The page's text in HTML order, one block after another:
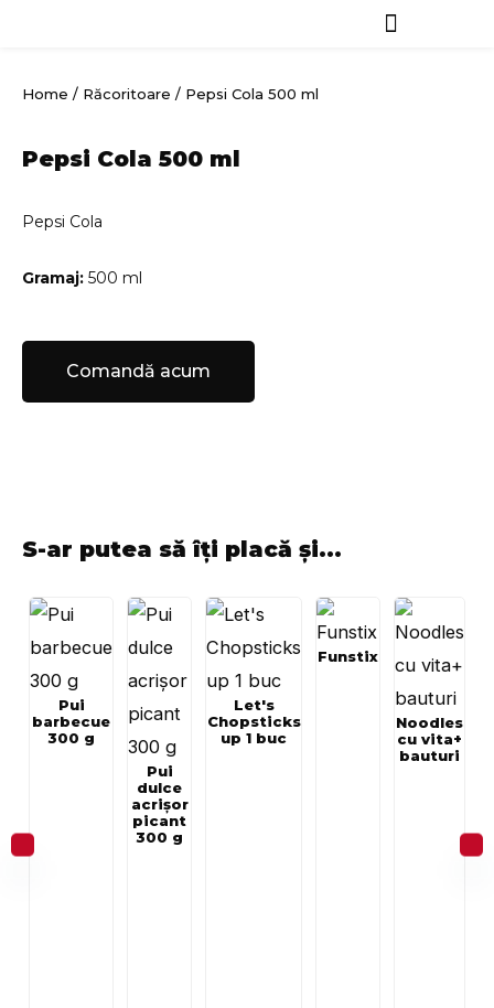
Home / Răcoritoare / Pepsi Cola 500 ml
Pepsi Cola 500 ml
Pepsi Cola
Gramaj: 500 ml
Comandă acum
S-ar putea să îți placă și...
Pui
barbecue
300 g
Pui
dulce
acrișor
picant
300 g
Let's
Chopsticks
up 1 buc
Funstix
Noodles
cu vita+
bauturi